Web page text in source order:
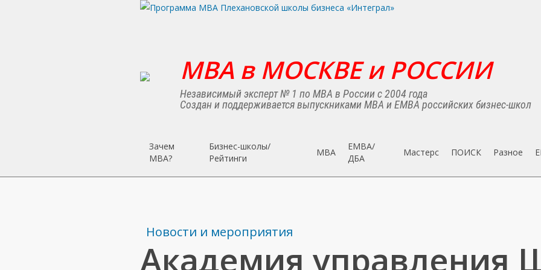
MBA в МОСКВЕ и РОССИИ
Независимый эксперт № 1 по MBA в России с 2004 года
Создан и поддерживается выпускниками MBA и EMBA российских бизнес-школ
Зачем
MBA?
Бизнес-школы/
Рейтинги
MBA
EMBA/
ДБA
Мастерс ПОИСК Разное
Новости и мероприятия
Академия управления